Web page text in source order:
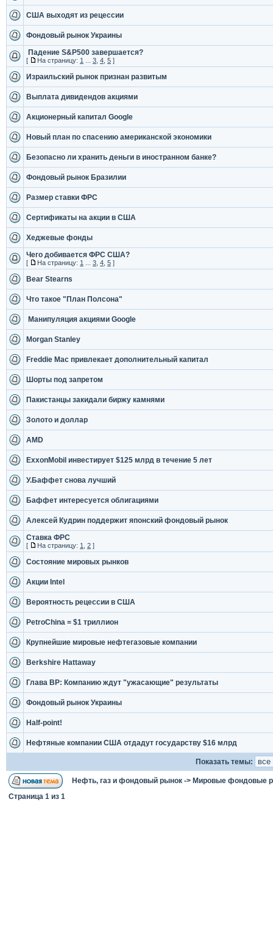
США выходят из рецессии
Фондовый рынок Украины
Падение S&P500 завершается?
[ На страницу: 1 3 4 5 ]
Израильский рынок признан развитым
Выплата дивидендов акциями
Акционерный капитал Google
Новый план по спасению американской экономики
Безопасно ли хранить деньги в иностранном банке?
Фондовый рынок Бразилии
Размер ставки ФРС
Сертификаты на акции в США
Хеджевые фонды
Чего добивается ФРС США?
[ На страницу: 1 3 4 5 ]
Bear Stearns
Что такое "План Полсона"
Манипуляция акциями Google
Morgan Stanley
Freddie Mac привлекает дополнительный капитал
Шорты под запретом
Пакистанцы закидали биржу камнями
Золото и доллар
AMD
ExxonMobil инвестирует $125 млрд в течение 5 лет
У.Баффет снова лучший
Баффет интересуется облигациями
Алексей Кудрин поддержит японский фондовый рынок
Ставка ФРС
[ На страницу: 1 2 ]
Состояние мировых рынков
Акции Intel
Вероятность рецессии в США
PetroChina = $1 триллион
Крупнейшие мировые нефтегазовые компании
Berkshire Hattaway
Глава ВР: Компанию ждут "ужасающие" результаты
Фондовый рынок Украины
Half-point!
Нефтяные компании США отдадут государству $16 млрд
Показать темы:
Нефть, газ и фондовый рынок -> Мировые фондовые
Страница 1 из 1